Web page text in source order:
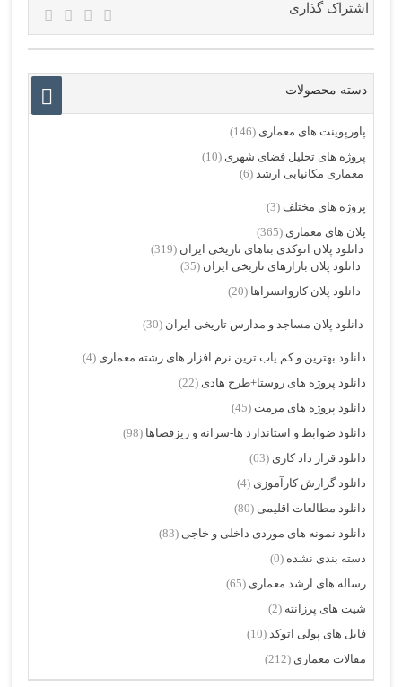
اشتراک گذاری
دسته محصولات
پاورپوینت های معماری (146)
پروژه های تحلیل فضای شهری (10)
معماری مکانیابی ارشد (6)
پروژه های مختلف (3)
پلان های معماری (365)
دانلود پلان اتوکدی بناهای تاریخی ایران (319)
دانلود پلان بازارهای تاریخی ایران (35)
دانلود پلان کاروانسراها (20)
دانلود پلان مساجد و مدارس تاریخی ایران (30)
دانلود بهترین و کم یاب ترین نرم افزار های رشته معماری (4)
دانلود پروژه های روستا+طرح هادی (22)
دانلود پروژه های مرمت (45)
دانلود ضوابط و استاندارد ها-سرانه و ریزفضاها (98)
دانلود قرار داد کاری (63)
دانلود گزارش کارآموزی (4)
دانلود مطالعات اقلیمی (80)
دانلود نمونه های موردی داخلی و خاجی (83)
دسته بندی نشده (0)
رساله های ارشد معماری (65)
شیت های پرزانته (2)
فایل های پولی اتوکد (10)
مقالات معماری (212)